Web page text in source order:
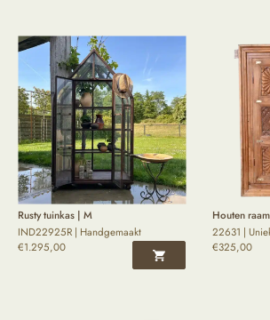
Rusty tuinkas | M
IND22925R | Handgemaakt
€1.295,00
Houten
22631 |
€325,00